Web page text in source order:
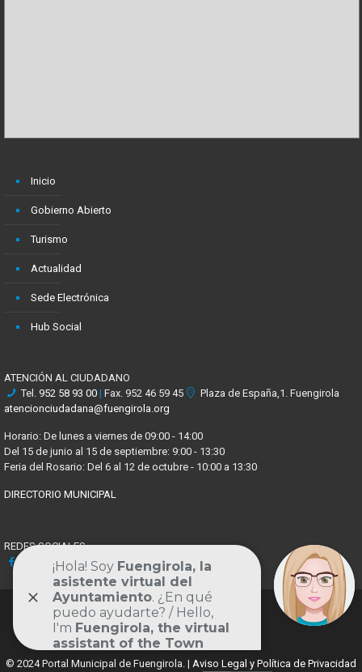
Inicio
Gobierno Abierto
Turismo
Actualidad
Sede Electrónica
Hub Social
ATENCIÓN AL CIUDADANO
Tel. 952 58 93 00 | Fax. 952 46 59 45
Plaza de España,1. Fuengirola
atencionciudadana@fuengirola.org
Horario: De lunes a viernes de 09:00 - 14:00
Del 15 de junio al 15 de septiembre: 9:00 - 13:30
Feria del Rosario: Del 6 al 12 de octubre - 10:00 a 13:30
DIRECTORIO MUNICIPAL
REDES SOCIALES
FacebookYoutubeInstagram
Volver
al
© 2024 Portal Municipal de Fuengirola. | Aviso Legal y Política de Privacidad